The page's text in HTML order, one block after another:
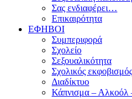
Σας ενδιαφέρει…
Επικαιρότητα
ΕΦΗΒΟΙ
Συμπεριφορά
Σχολείο
Σεξουαλικότητα
Σχολικός εκφοβισμός
Διαδίκτυο
Κάπνισμα – Αλκοόλ